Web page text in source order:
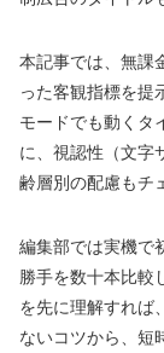
本記事では、無課
った客観指標を提
モードでも動くタ
に、視認性（文字
齢層別の配慮もチ
編集部では実機で
勝手を数十本比較
を先に理解すれば
ないコツから、短